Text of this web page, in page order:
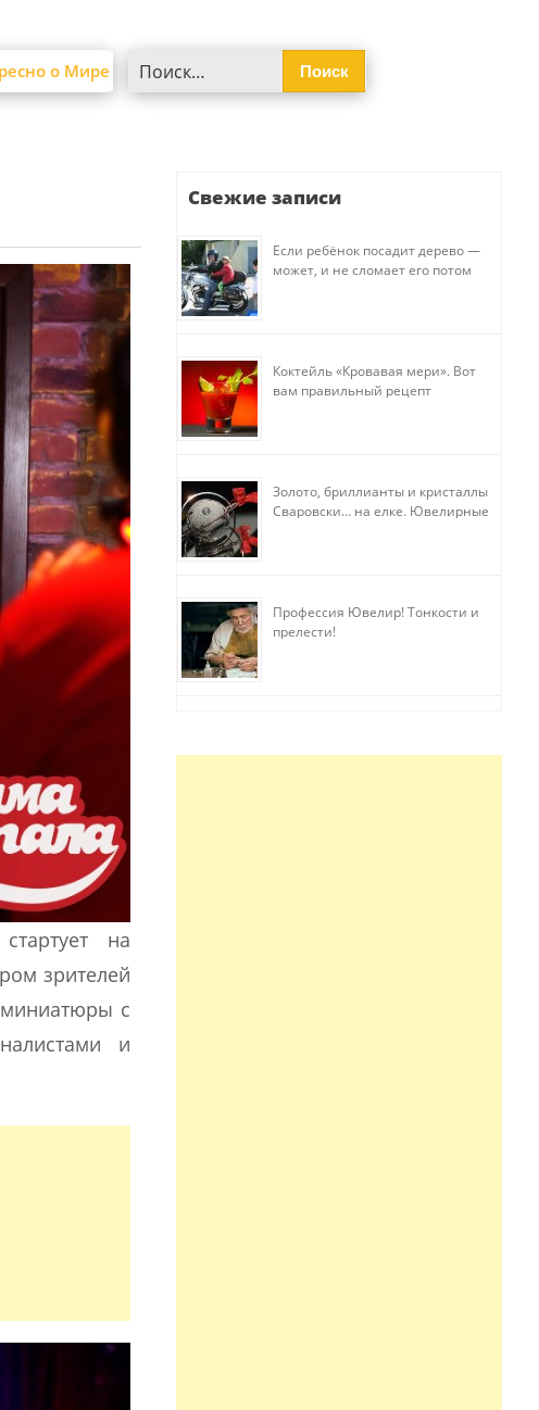
о Мире
на
зрителей
с
и
Свежие записи
Если ребёнок посадит дерево —
может, и не сломает его потом
Коктейль «Кровавая мери». Вот
вам правильный рецепт
Золото, бриллианты и кристаллы
Сваровски… на елке. Ювелирные
Профессия Ювелир! Тонкости и
прелести!